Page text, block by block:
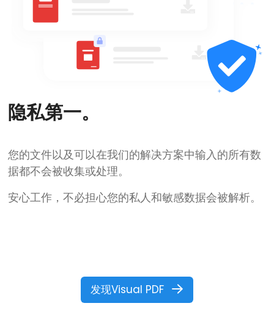
隐私第一。
您的文件以及可以在我们的解决方案中输入的所有数
据都不会被收集或处理。
安心工作，不必担心您的私人和敏感数据会被解析。
发现Visual PDF